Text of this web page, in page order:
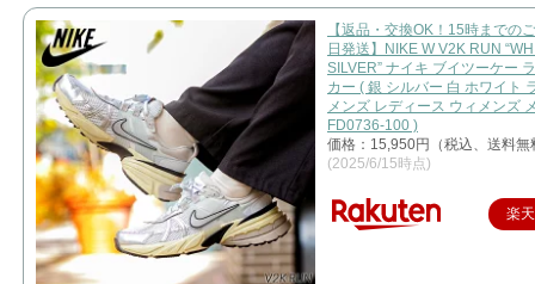
【返品・交換OK！15時までの
日発送】NIKE W V2K RUN
SILVER” ナイキ ブイツーケー
カー ( 銀 シルバー 白 ホワイト
メンズ レディース ウィメンズ
FD0736-100 )
価格：15,950円（税込、送料無
(2025/6/15時点)
楽